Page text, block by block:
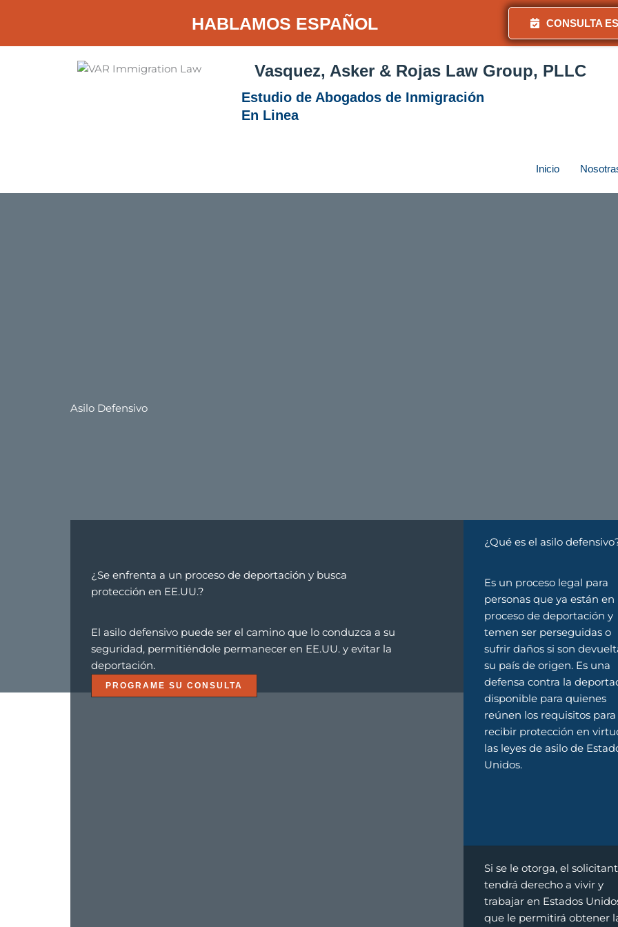
HABLAMOS ESPAÑOL CONSULTA
Vasquez, Asker & Rojas Law Group, PLLC
Estudio de Abogados de Inmigración
En Linea
Inicio
Asilo Defensivo
¿Se enfrenta a un proceso de deportación y busca
protección en EE.UU.?
El asilo defensivo puede ser el camino que lo conduzca a su
seguridad, permitiéndole permanecer en EE.UU. y evitar la
deportación.
PROGRAME SU CONSULTA
¿Qué es el asilo
Es un proceso legal para
personas que ya están en
proceso de deportación y
temen ser perseguidas o
sufrir daños si son
su país de origen. Es una
defensa contra la
disponible para quienes
reúnen los requisitos para
recibir protección en
las leyes de asilo de
Unidos.
Si se le otorga, el
tendrá derecho a vivir y
trabajar en Estados
que le permitirá obtener